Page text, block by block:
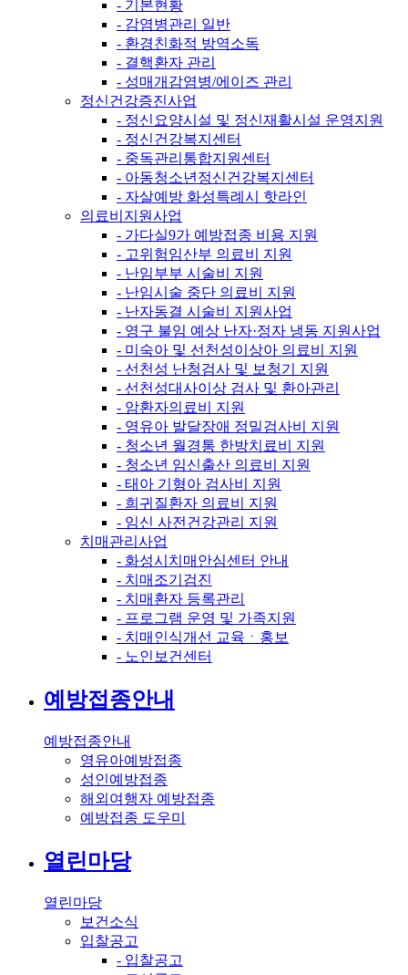
- 기본현황
- 감염병관리 일반
- 환경친화적 방역소독
- 결핵환자 관리
- 성매개감염병/에이즈 관리
정신건강증진사업
- 정신요양시설 및 정신재활시설 운영지원
- 정신건강복지센터
- 중독관리통합지원센터
- 아동청소년정신건강복지센터
- 자살예방 화성특례시 핫라인
의료비지원사업
- 가다실9가 예방접종 비용 지원
- 고위험임산부 의료비 지원
- 난임부부 시술비 지원
- 난임시술 중단 의료비 지원
- 난자동결 시술비 지원사업
- 영구 불임 예상 난자·정자 냉동 지원사업
- 미숙아 및 선천성이상아 의료비 지원
- 선천성 난청검사 및 보청기 지원
- 선천성대사이상 검사 및 환아관리
- 암환자의료비 지원
- 영유아 발달장애 정밀검사비 지원
- 청소년 월경통 한방치료비 지원
- 청소년 임신출산 의료비 지원
- 태아 기형아 검사비 지원
- 희귀질환자 의료비 지원
- 임신 사전건강관리 지원
치매관리사업
- 화성시치매안심센터 안내
- 치매조기검진
- 치매환자 등록관리
- 프로그램 운영 및 가족지원
- 치매인식개선 교육ㆍ홍보
- 노인보건센터
예방접종안내
예방접종안내
영유아예방접종
성인예방접종
해외여행자 예방접종
예방접종 도우미
열린마당
열린마당
보건소식
입찰공고
- 입찰공고